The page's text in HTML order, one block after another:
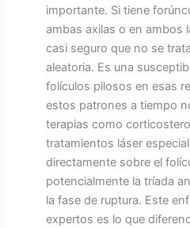
importante. Si tiene
ambas axilas o en ambos
casi seguro que no se
aleatoria. Es una
folículos pilosos en esas
estos patrones a tiempo
terapias como
tratamientos láser
directamente sobre el
potencialmente la tríada
la fase de ruptura. Este
expertos es lo que